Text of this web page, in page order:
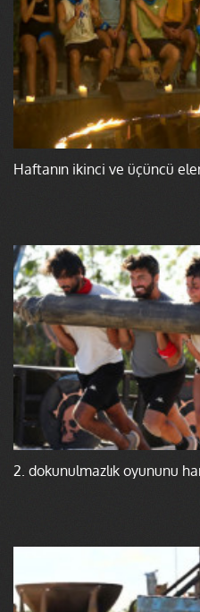
Haftanın ikinci ve üçüncü
2. dokunulmazlık oyununu